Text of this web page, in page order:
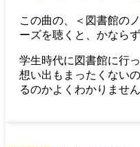
この曲の、＜図書館の
ーズを聴くと、かなら
学生時代に図書館に行
想い出もまったくない
るのかよくわかりません